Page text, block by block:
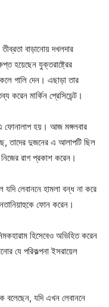
বাড়ানোয় দখলদার
হয়েছেন যুক্তরাষ্ট্রের
কলে গালি দেন। এছাড়া তার
করেন মার্কিন প্রেসিডেন্ট।
এ ফোনালাপ হয়। আজ মঙ্গলবার
তাদের দুজনের এ আলাপটি ছিল
রাগ প্রকাশ করেন।
লেবাননে হামলা বন্ধ না করে
ফোন করেন।
হিসেবেও অভিহিত করেন
যে পরিকল্পনা ইসরায়েল
বলেছেন, যদি এখন লেবাননে